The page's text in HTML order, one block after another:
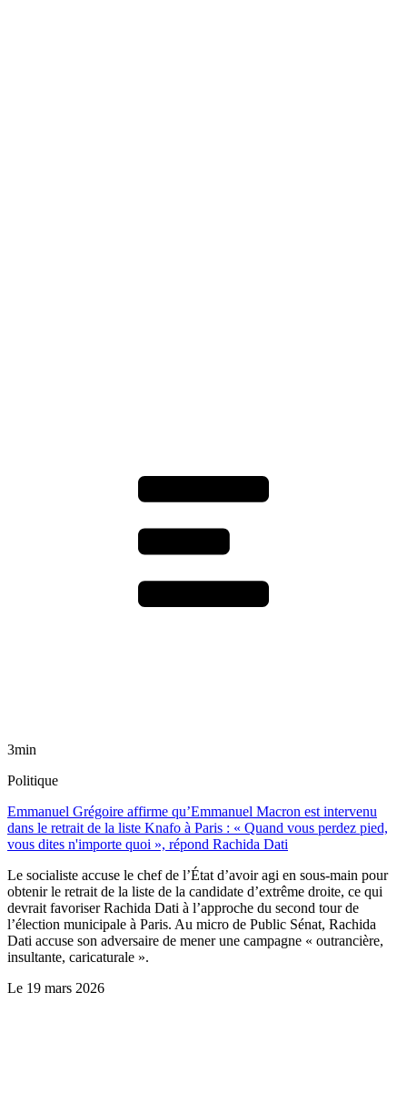
3min
Politique
Emmanuel Grégoire affirme qu’Emmanuel Macron est intervenu
dans le retrait de la liste Knafo à Paris : « Quand vous perdez pied,
vous dites n'importe quoi », répond Rachida Dati
Le socialiste accuse le chef de l’État d’avoir agi en sous-main pour
obtenir le retrait de la liste de la candidate d’extrême droite, ce qui
devrait favoriser Rachida Dati à l’approche du second tour de
l’élection municipale à Paris. Au micro de Public Sénat, Rachida
Dati accuse son adversaire de mener une campagne « outrancière,
insultante, caricaturale ».
Le 19 mars 2026